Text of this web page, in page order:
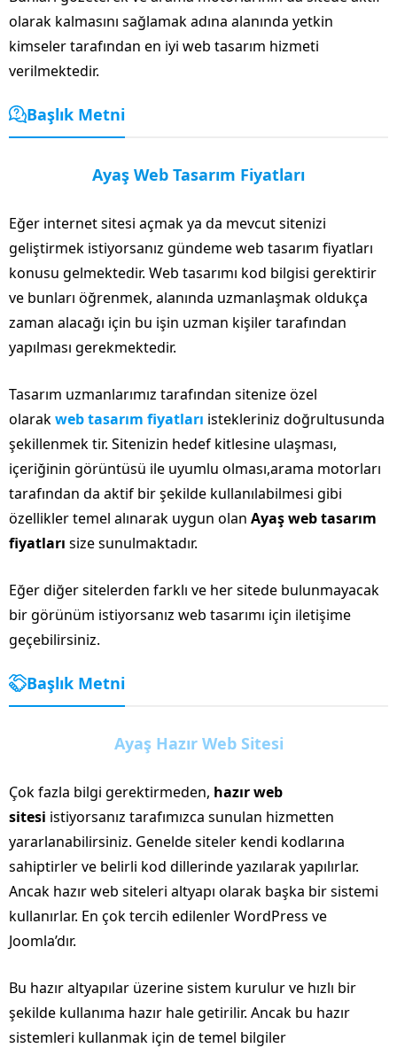
olarak kalmasını sağlamak adına alanında yetkin
kimseler tarafından en iyi web tasarım hizmeti
verilmektedir.
Başlık Metni
Ayaş Web Tasarım Fiyatları
Eğer internet sitesi açmak ya da mevcut sitenizi
geliştirmek istiyorsanız gündeme web tasarım fiyatları
konusu gelmektedir. Web tasarımı kod bilgisi gerektirir
ve bunları öğrenmek, alanında uzmanlaşmak oldukça
zaman alacağı için bu işin uzman kişiler tarafından
yapılması gerekmektedir.
Tasarım uzmanlarımız tarafından sitenize özel
olarakweb tasarım fiyatları istekleriniz doğrultusunda
şekillenmek tir. Sitenizin hedef kitlesine ulaşması,
içeriğinin görüntüsü ile uyumlu olması,arama motorları
tarafından da aktif bir şekilde kullanılabilmesi gibi
özellikler temel alınarak uygun olan Ayaş web tasarım
fiyatları size sunulmaktadır.
Eğer diğer sitelerden farklı ve her sitede bulunmayacak
bir görünüm istiyorsanız web tasarımı için iletişime
geçebilirsiniz.
Başlık Metni
Ayaş Hazır Web Sitesi
Çok fazla bilgi gerektirmeden, hazır web
sitesi istiyorsanız tarafımızca sunulan hizmetten
yararlanabilirsiniz. Genelde siteler kendi kodlarına
sahiptirler ve belirli kod dillerinde yazılarak yapılırlar.
Ancak hazır web siteleri altyapı olarak başka bir sistemi
kullanırlar. En çok tercih edilenler WordPress ve
Joomla’dır.
Bu hazır altyapılar üzerine sistem kurulur ve hızlı bir
şekilde kullanıma hazır hale getirilir. Ancak bu hazır
sistemleri kullanmak için de temel bilgiler